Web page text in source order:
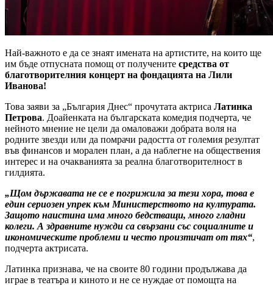
Най-важното е да се знаят имената на артистите, на които ще
им бъде отпусната помощ от получените средства от
благотворителния концерт на фондацията на Лили
Иванова!
Това заяви за „България Днес“ прочутата актриса Латинка
Петрова. Доайенката на българската комедия подчерта, че
нейното мнение не цели да омаловажи добрата воля на
родните звезди или да помрачи радостта от големия резултат
във финансов и морален план, а да наблегне на обществения
интерес и на очакванията за реална благотворителност в
гилдията.
„Щом държавата не се е погрижила за тези хора, това е
един сериозен упрек към Министерството на културата.
Защото наистина има много бедстващи, много гладни
колеги. А здравните нужди са свързани със социалните и
икономическите проблеми и често произтичат от тях“,
подчерта актрисата.
Латинка признава, че на своите 80 години продължава да
играе в театъра и киното и не се нуждае от помощта на